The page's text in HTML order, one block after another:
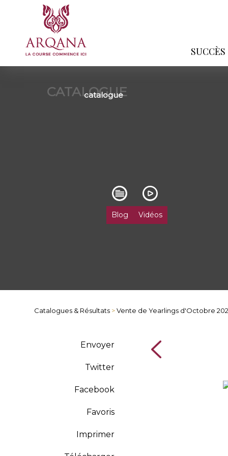
SUCCÈS
CATALOGUE
catalogue
Blog Vidéos
Catalogues & Résultats >Vente de Yearlings d'Octobre
Envoyer
Twitter
Facebook
Favoris
Imprimer